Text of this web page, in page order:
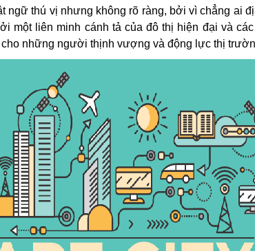
ngữ thú vị nhưng không rõ ràng, bởi vì chẳng ai
một liên minh cánh tả của đô thị hiện đại và
những người thịnh vượng và động lực thị